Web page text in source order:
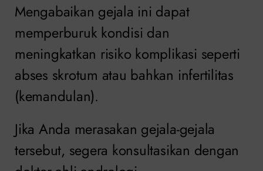
Mengabaikan gejala ini dapat
memperburuk kondisi dan
meningkatkan risiko komplikasi seperti
abses skrotum atau bahkan infertilitas
(kemandulan).
Jika Anda merasakan gejala-gejala
tersebut, segera konsultasikan dengan